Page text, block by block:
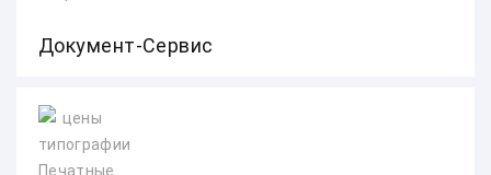
Документ-Сервис